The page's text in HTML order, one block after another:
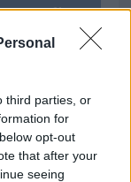
third parties, or
for
opt-out
that after your
seeing
di
foto
+39